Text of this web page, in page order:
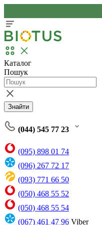
Каталог
Пошук
Знайти
(044) 545 77 23
(095) 898 01 74
(096) 267 72 17
(093) 771 66 50
(050) 468 55 52
(050) 468 55 54
(067) 461 47 96 Viber